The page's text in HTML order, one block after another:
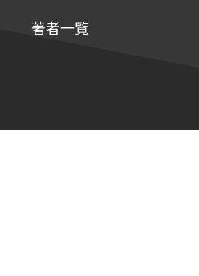
著者一覧